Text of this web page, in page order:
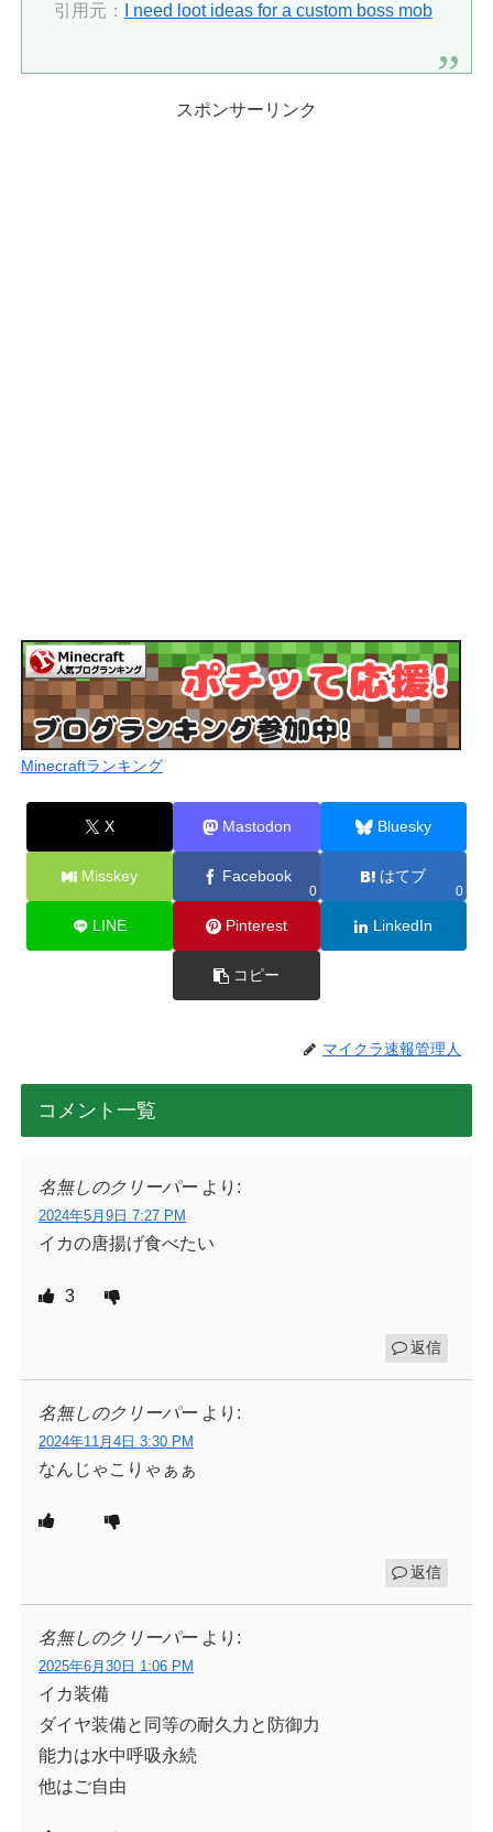
引用元： I need loot ideas for a custom boss mob
スポンサーリンク
Minecraftランキング
X Mastodon Bluesky
Misskey Facebook
0
はてブ
0
LINE Pinterest LinkedIn
コピー
マイクラ速報管理人
コメント一覧
名無しのクリーパー より:
2024年5月9日 7:27 PM
イカの唐揚げ食べたい
3
返信
名無しのクリーパー より:
2024年11月4日 3:30 PM
なんじゃこりゃぁぁ
返信
名無しのクリーパー より:
2025年6月30日 1:06 PM
イカ装備
ダイヤ装備と同等の耐久力と防御力
能力は水中呼吸永続
他はご自由